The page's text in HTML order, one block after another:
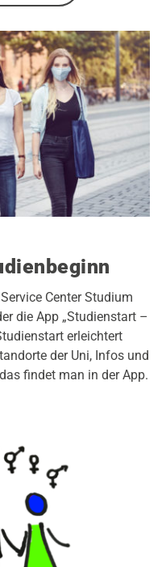
Center Studium
die App „Studienstart –
erleichtert
der Uni, Infos und
findet man in der App.